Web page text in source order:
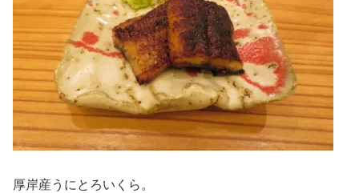
厚岸産うにとろいくら。